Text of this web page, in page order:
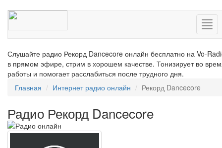
Слушайте радио Рекорд Dancecore онлайн бесплатно на Vo-
в прямом эфире, стрим в хорошем качестве. Тонизирует во
работы и помогает расслабиться после трудного дня.
Главная
Интернет радио онлайн Рекорд Dancecore
Радио Рекорд Dancecore